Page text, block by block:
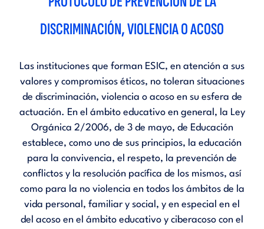
DISCRIMINACIÓN, VIOLENCIA O ACOSO
Las instituciones que forman ESIC, en atención a sus
valores y compromisos éticos, no toleran situaciones
de discriminación, violencia o acoso en su esfera de
actuación. En el ámbito educativo en general, la Ley
Orgánica 2/2006, de 3 de mayo, de Educación
establece, como uno de sus principios, la educación
para la convivencia, el respeto, la prevención de
conflictos y la resolución pacífica de los mismos, así
como para la no violencia en todos los ámbitos de la
vida personal, familiar y social, y en especial en el
del acoso en el ámbito educativo y ciberacoso con el